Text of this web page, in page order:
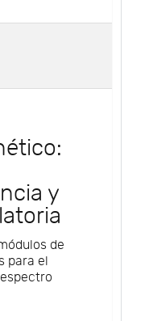
y
de
para el